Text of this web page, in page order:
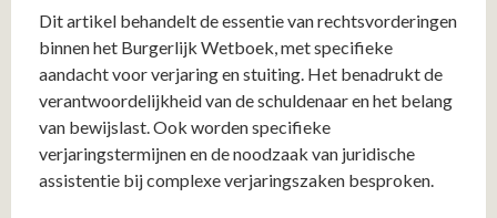
Dit artikel behandelt de essentie van rechtsvorderingen
binnen het Burgerlijk Wetboek, met specifieke
aandacht voor verjaring en stuiting. Het benadrukt de
verantwoordelijkheid van de schuldenaar en het belang
van bewijslast. Ook worden specifieke
verjaringstermijnen en de noodzaak van juridische
assistentie bij complexe verjaringszaken besproken.